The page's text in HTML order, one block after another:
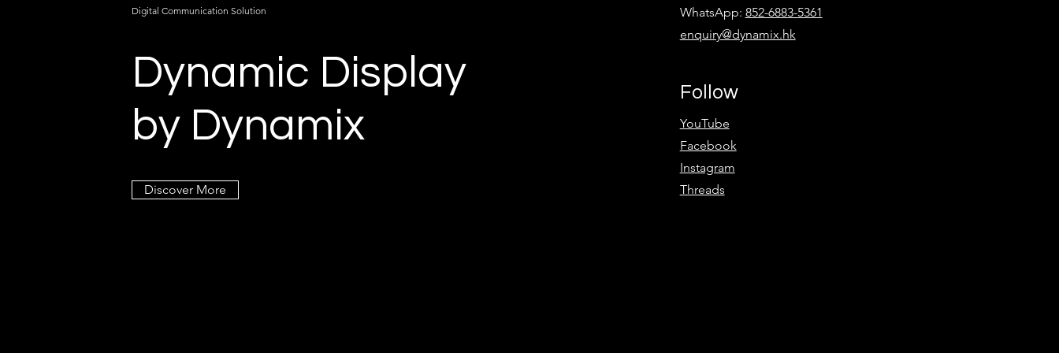
What is the difference
between Nexus Pro and
AI 即時試衣鏡 引爆 香港時裝
節 2026：Dynamix Dream Fit
AI 即時試衫應用機正式啟動 :
Digital Communication Solution
Dynamic Display
by Dynamix
Discover More
WhatsApp: 852-6883-5361
enquiry@dynamix.hk
Follow
YouTube
Facebook
Instagram
Threads